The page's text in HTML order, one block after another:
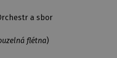
a sbor
flétna)